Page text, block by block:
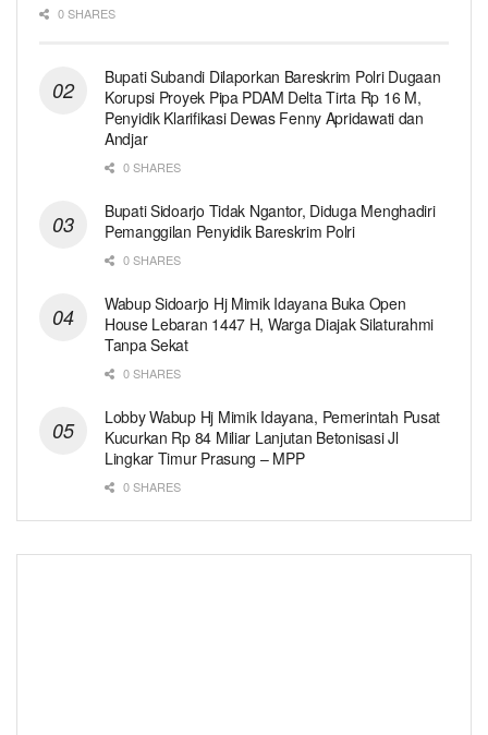
0 SHARES
Bupati Subandi Dilaporkan Bareskrim Polri Dugaan
Korupsi Proyek Pipa PDAM Delta Tirta Rp 16 M,
Penyidik Klarifikasi Dewas Fenny Apridawati dan
Andjar
0 SHARES
Bupati Sidoarjo Tidak Ngantor, Diduga Menghadiri
Pemanggilan Penyidik Bareskrim Polri
0 SHARES
Wabup Sidoarjo Hj Mimik Idayana Buka Open
House Lebaran 1447 H, Warga Diajak Silaturahmi
Tanpa Sekat
0 SHARES
Lobby Wabup Hj Mimik Idayana, Pemerintah Pusat
Kucurkan Rp 84 Miliar Lanjutan Betonisasi Jl
Lingkar Timur Prasung – MPP
0 SHARES